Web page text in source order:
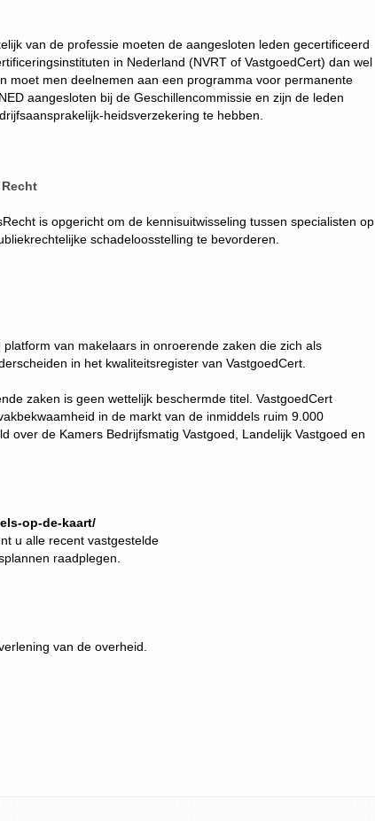
van de professie moeten de aangesloten leden gecertificeerd
in Nederland (NVRT of VastgoedCert) dan wel
moet men deelnemen aan een programma voor permanente
aangesloten bij de Geschillencommissie en zijn de leden
heidsverzekering te hebben.
is opgericht om de kennisuitwisseling tussen specialisten op
schadeloosstelling te bevorderen.
van makelaars in onroerende zaken die zich als
in het kwaliteitsregister van VastgoedCert.
zaken is geen wettelijk beschermde titel. VastgoedCert
in de markt van de inmiddels ruim 9.000
over de Kamers Bedrijfsmatig Vastgoed, Landelijk Vastgoed en
op-de-kaart/
u alle recent vastgestelde
raadplegen.
van de overheid.